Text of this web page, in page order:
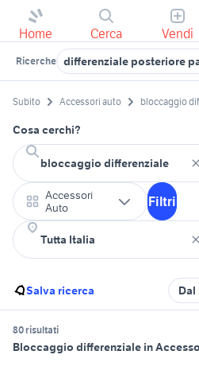
Home Cerca Vendi
Ricerche differenziale posteriore
Subito Accessori auto bloccaggio
Cosa cerchi?
Accessori
Auto
Filtri
Salva ricerca
80 risultati
Bloccaggio differenziale in